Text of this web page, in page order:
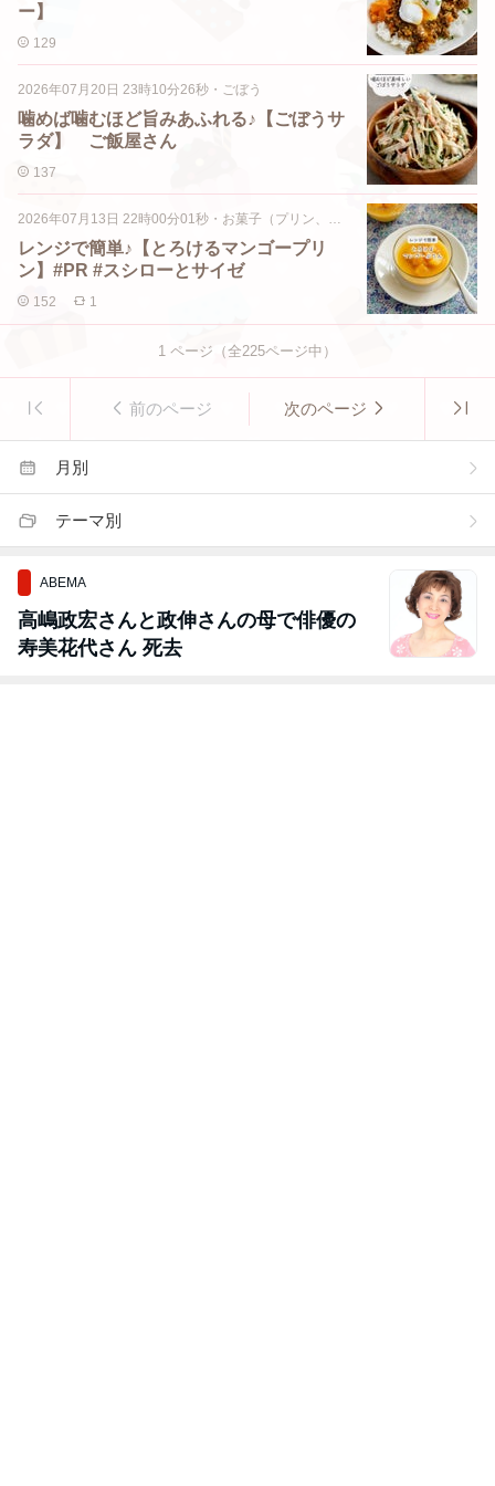
ー】
129
2026年07月20日 23時10分26秒 ・ ごぼう
噛めば噛むほど旨みあふれる♪【ごぼうサ
ラダ】 ご飯屋さん
137
2026年07月13日 22時00分01秒 ・ お菓子（プリン、ゼリー、ムースなど）
レンジで簡単♪【とろけるマンゴープリ
ン】#PR #スシローとサイゼ
152 1
1 ページ（全225ページ中）
前のページ 次のページ
月別
テーマ別
ABEMA
高嶋政宏さんと政伸さんの母で俳優の
寿美花代さん 死去